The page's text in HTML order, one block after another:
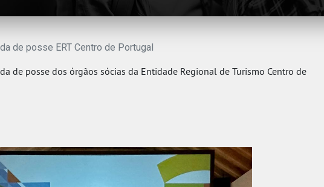
de posse ERT Centro de Portugal
de posse dos órgãos sócias da Entidade Regional de Turismo Centro de